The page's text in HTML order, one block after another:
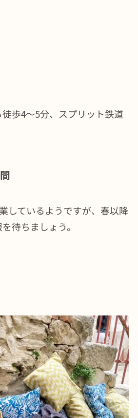
歩4～5分、スプリット鉄道
しているようですが、春以降
待ちましょう。